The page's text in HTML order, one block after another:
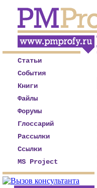
Статьи
События
Книги
Файлы
Форумы
Глоссарий
Рассылки
Ссылки
MS Project